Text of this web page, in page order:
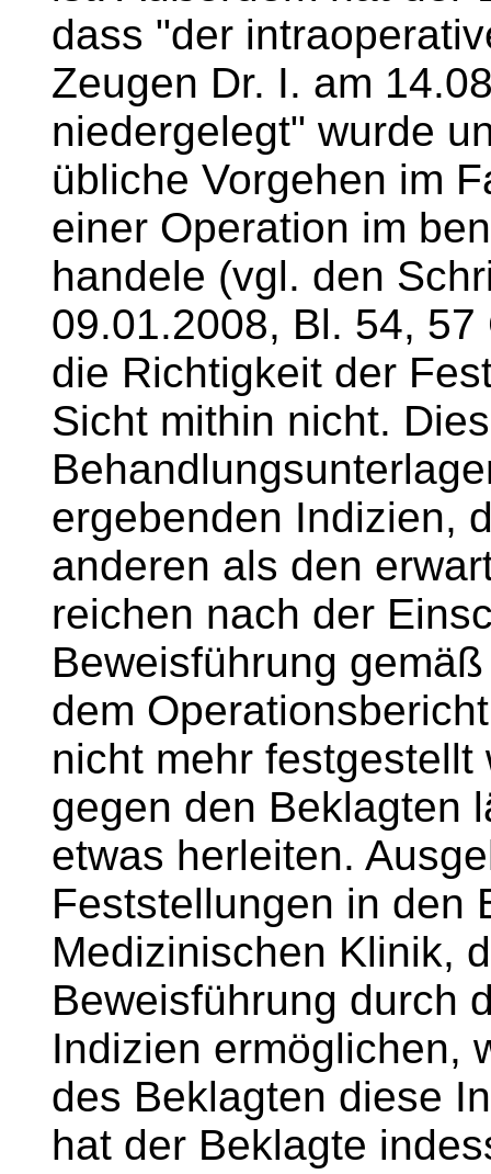
dass "der
Zeugen Dr. I. am
niedergelegt" wurde
übliche Vorgehen im
einer Operation im
handele (vgl. den
09.01.2008, Bl. 54,
die Richtigkeit der
Sicht mithin nicht.
ergebenden Indizien,
anderen als den
reichen nach der
Beweisführung
dem
nicht mehr
gegen den Beklagten
etwas herleiten.
Feststellungen in den
Medizinischen Klinik,
Beweisführung durch
Indizien ermöglichen,
des Beklagten diese
hat der Beklagte